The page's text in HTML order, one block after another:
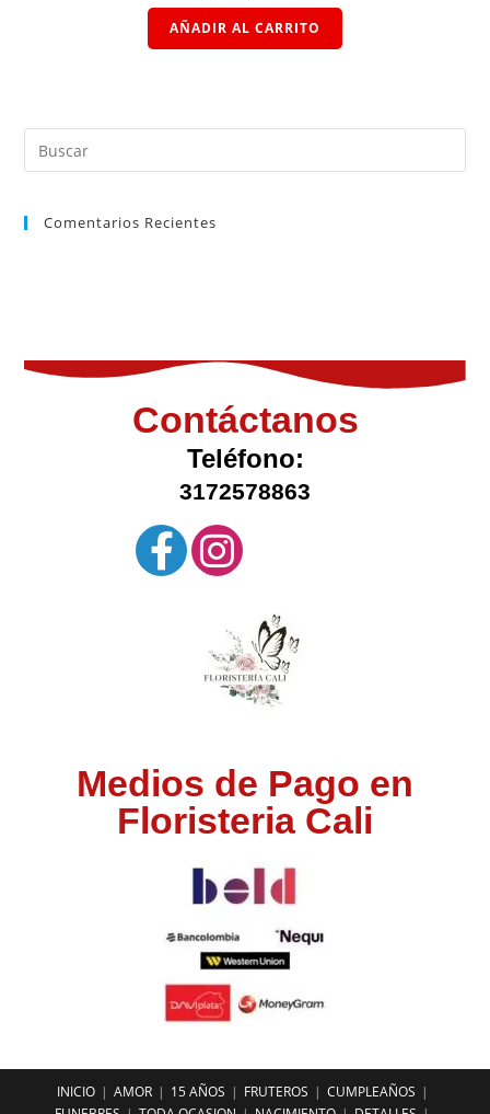
AÑADIR AL CARRITO
Comentarios Recientes
Contáctanos
Teléfono:
3172578863
Medios de Pago en
Floristeria Cali
INICIO AMOR 15 AÑOS FRUTEROS
CUMPLEAÑOS